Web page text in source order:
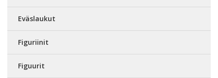
Eväslaukut
Figuriinit
Figuurit